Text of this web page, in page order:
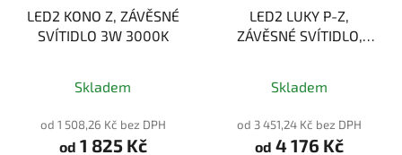
LED2 KONO Z, ZÁVĚSNÉ
SVÍTIDLO 3W 3000K
Skladem
od 1 508,26 Kč bez DPH
od 1 825 Kč
LED2 LUKY P-Z,
ZÁVĚSNÉ SVÍTIDLO,
Skladem
od 3 451,24 Kč bez DPH
od 4 176 Kč